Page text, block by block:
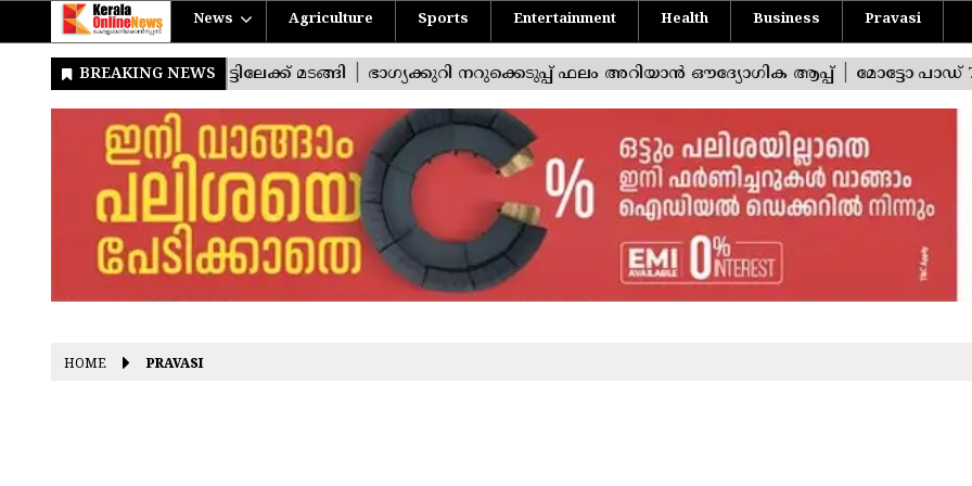
News Agriculture Sports Entertainment Health Business Pravasi
HOME PRAVASI